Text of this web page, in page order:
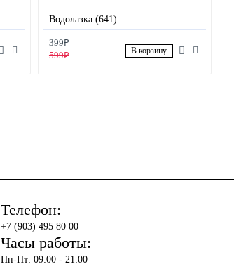
Водолазка (641)
399₽
599₽
В корзину
Телефон:
+7 (903) 495 80 00
Часы работы:
Пн-Пт: 09:00 - 21:00